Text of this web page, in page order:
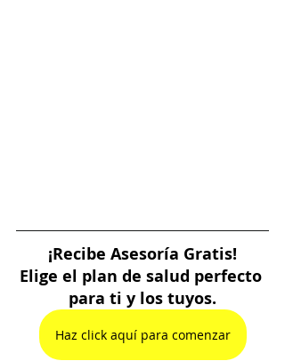
¡Recibe Asesoría Gratis!
Elige el plan de salud perfecto
para ti y los tuyos.
Haz click aquí para comenzar